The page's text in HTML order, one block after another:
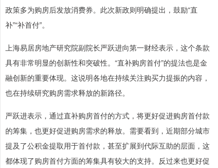
政策多为购房后发放消费券。此次新政则明确提出，鼓励“直
补”“补首付”。
上海易居房地产研究院副院长严跃进向第一财经表示，这个条款
具有非常明显的创新性和突破性。“直补购房首付”的提法也是金
融创新的重要体现。这说明各地在持续关注购买力提振的内容，
也在持续研究购房需求释放的新路径。
严跃进表示，通过直补购房首付的方式，将更好促进购房首付款
的筹集，也更好促进购房需求的释放。需要看到，近期部分城市
提及了公积金提取用于首付款，甚至扩展到代际互助的层面，这
都体现了购房首付方面的筹集具有较大的支持。反过来也更好促